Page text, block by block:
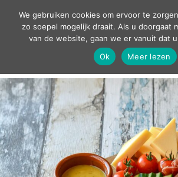
home
agenda
theater
sport
We gebruiken cookies om ervoor te
zo soepel mogelijk draait. Als u doorgaat
van de website, gaan we er vanuit dat
Ok
Meer lezen